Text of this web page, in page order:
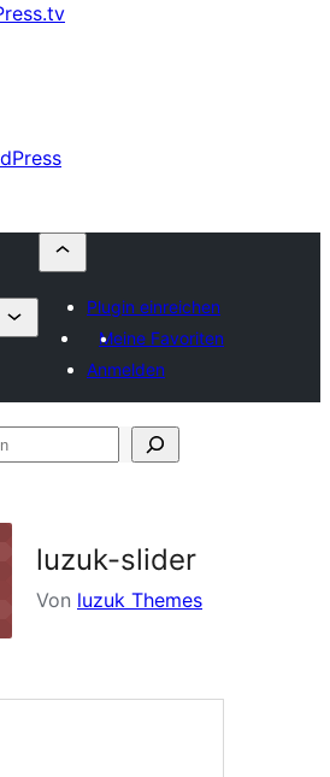
Plugin einreichen
Meine Favoriten
Anmelden
luzuk-slider
Von luzuk Themes